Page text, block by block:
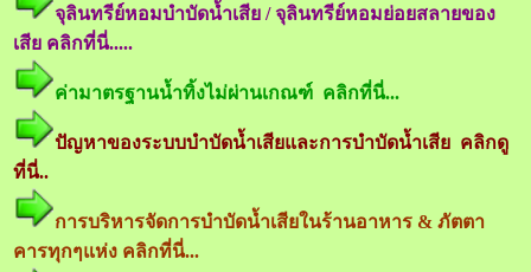
จุลินทรีย์หอมบำบัดน้ำเสีย / จุลินทรีย์หอมย่อยสลายของ
เสีย คลิกที่นี่.....
ค่ามาตรฐานน้ำทิ้งไม่ผ่านเกณฑ์ คลิกที่นี่...
ปัญหาของระบบบำบัดน้ำเสียและการบำบัดน้ำเสีย คลิกดู
ที่นี่..
การบริหารจัดการบำบัดน้ำเสียในร้านอาหาร & ภัตตา
คารทุกๆแห่ง คลิกที่นี่...